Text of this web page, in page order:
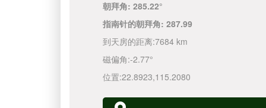
朝拜角: 285.22°
指南针的朝拜角: 287.99
到天房的距离:7684 km
磁偏角:-2.77°
位置:22.8923,115.2080